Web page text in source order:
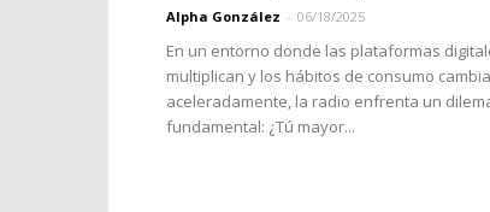
Alpha González - 06/18/2025
En un entorno donde las plataformas
multiplican y los hábitos de consumo
aceleradamente, la radio enfrenta un
fundamental: ¿Tú mayor...